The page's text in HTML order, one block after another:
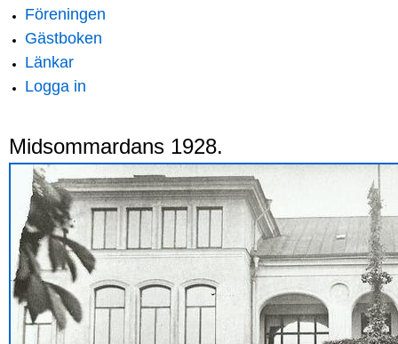
Föreningen
Gästboken
Länkar
Logga in
Midsommardans 1928.